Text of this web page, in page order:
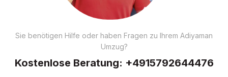
Sie benötigen Hilfe oder haben Fragen zu Ihrem Adiyaman
Umzug?
Kostenlose Beratung: +4915792644476